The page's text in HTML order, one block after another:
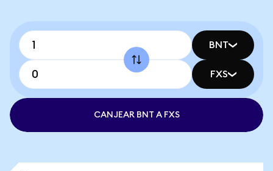
BNT
FXS
CANJEAR BNT A FXS